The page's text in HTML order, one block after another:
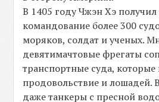
В 1405 году Чжэн Хэ
командование более 300
моряков, солдат и ученых.
девятимачтовые фрегаты
транспортные суда,
продовольствие и лошадей.
даже танкеры с пресной